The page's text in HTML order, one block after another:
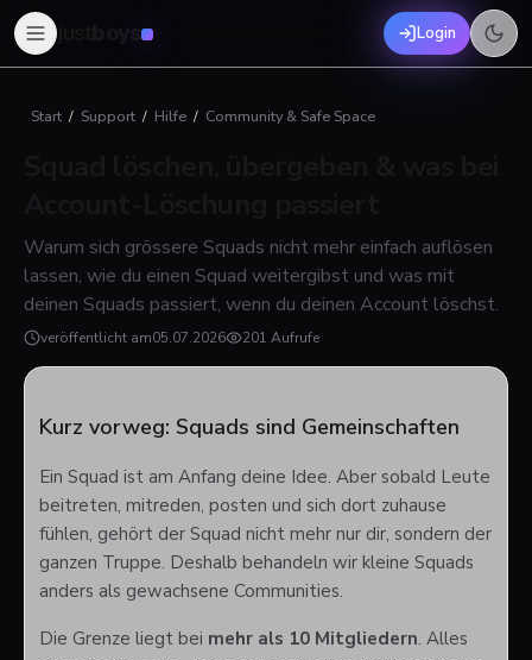
boys Login
Start / Support / Hilfe / Community & Safe Space
Warum sich grössere Squads nicht mehr einfach auflösen
lassen, wie du einen Squad weitergibst und was mit
deinen Squads passiert, wenn du deinen Account löschst.
veröffentlicht am05.07.2026 201 Aufrufe
Kurz vorweg: Squads sind Gemeinschaften
Ein Squad ist am Anfang deine Idee. Aber sobald Leute
beitreten, mitreden, posten und sich dort zuhause
fühlen, gehört der Squad nicht mehr nur dir, sondern der
ganzen Truppe. Deshalb behandeln wir kleine Squads
anders als gewachsene Communities.
Die Grenze liegt bei mehr als 10 Mitgliedern. Alles